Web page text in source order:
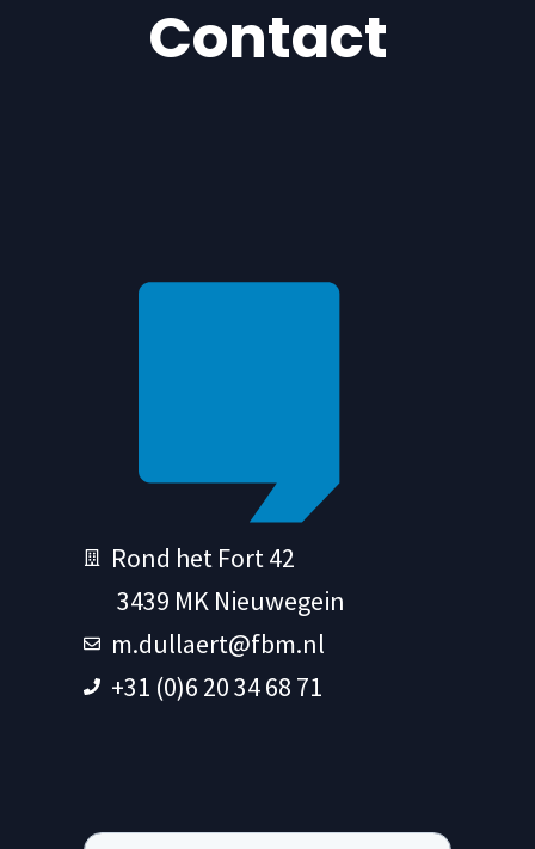
Contact
Rond het Fort 42
3439 MK Nieuwegein
m.dullaert@fbm.nl
+31 (0)6 20 34 68 71